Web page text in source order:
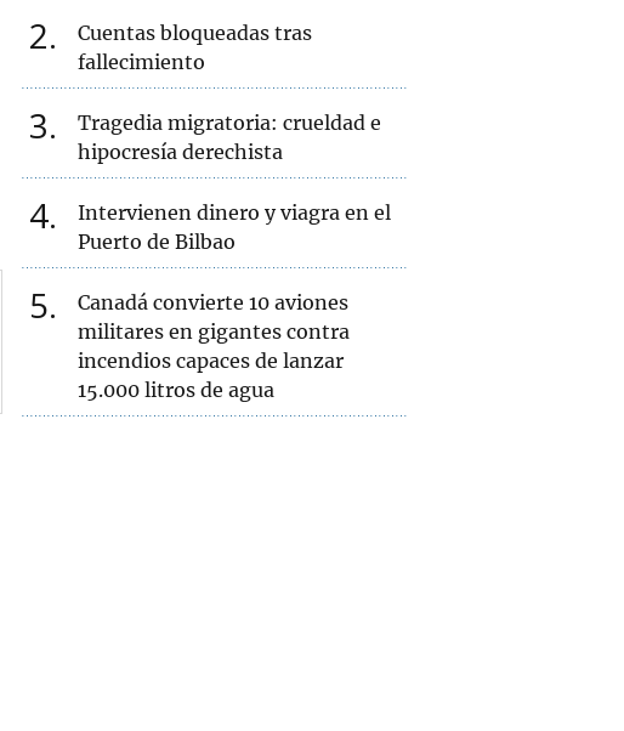
2
Cuentas bloqueadas tras
fallecimiento
3
Tragedia migratoria: crueldad e
hipocresía derechista
4
Intervienen dinero y viagra en el
Puerto de Bilbao
5
Canadá convierte 10 aviones
militares en gigantes contra
incendios capaces de lanzar
15.000 litros de agua